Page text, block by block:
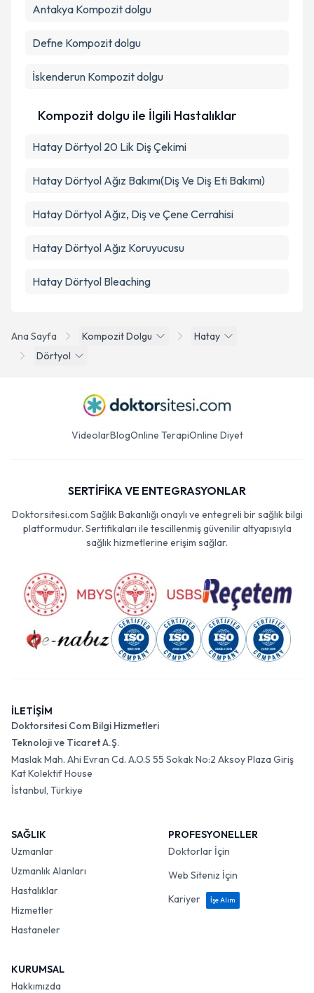
Ana Sayfa Kompozit Dolgu
Hatay
Dörtyol
Antakya Kompozit dolgu
Defne Kompozit dolgu
İskenderun Kompozit dolgu
Kompozit dolgu ile İlgili Hastalıklar
Hatay Dörtyol 20 Lik Diş Çekimi
Hatay Dörtyol Ağız Bakımı(Diş Ve Diş Eti Bakımı)
Hatay Dörtyol Ağız, Diş ve Çene Cerrahisi
Hatay Dörtyol Ağız Koruyucusu
Hatay Dörtyol Bleaching
VideolarBlogOnline TerapiOnline Diyet
SERTİFİKA VE ENTEGRASYONLAR
Doktorsitesi.com Sağlık Bakanlığı onaylı ve entegreli bir sağlık bilgi
platformudur. Sertifikaları ile tescillenmiş güvenilir altyapısıyla
sağlık hizmetlerine erişim sağlar.
İLETİŞİM
Doktorsitesi Com Bilgi Hizmetleri
Teknoloji ve Ticaret A.Ş.
Maslak Mah. Ahi Evran Cd. A.O.S 55 Sokak No:2 Aksoy Plaza Giriş
Kat Kolektif House
İstanbul, Türkiye
SAĞLIK
Uzmanlar
Uzmanlık Alanları
Hastalıklar
Hizmetler
Hastaneler
PROFESYONELLER
Doktorlar İçin
Web Siteniz İçin
Kariyer
İşe Alım
KURUMSAL
Hakkımızda